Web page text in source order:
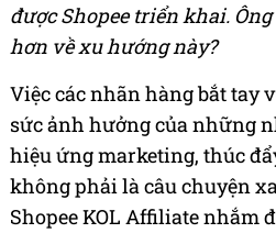
được Shopee triển khai.
hơn về xu hướng này?
Việc các nhãn hàng bắt tay
sức ảnh hưởng của những
hiệu ứng marketing, thúc
không phải là câu chuyện
Shopee KOL Affiliate nhắm